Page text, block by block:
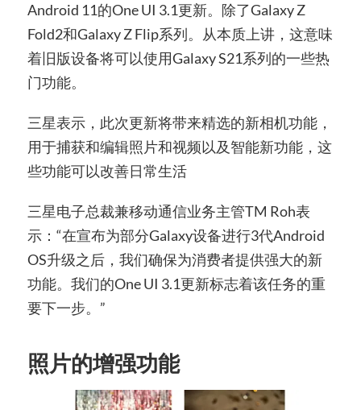
Android 11的One UI 3.1更新。除了Galaxy Z
Fold2和Galaxy Z Flip系列。从本质上讲，这意味
着旧版设备将可以使用Galaxy S21系列的一些热
门功能。
三星表示，此次更新将带来精选的新相机功能，
用于捕获和编辑照片和视频以及智能新功能，这
些功能可以改善日常生活
三星电子总裁兼移动通信业务主管TM Roh表
示：“在宣布为部分Galaxy设备进行3代Android
OS升级之后，我们确保为消费者提供强大的新
功能。我们的One UI 3.1更新标志着该任务的重
要下一步。”
照片的增强功能